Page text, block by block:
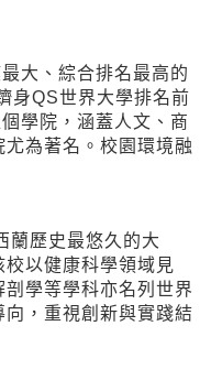
大、綜合排名最高的
身QS世界大學排名前
學院，涵蓋人文、商
為著名。校園環境融
蘭歷史最悠久的大
以健康科學領域見
學等學科亦名列世界
，重視創新與實踐結